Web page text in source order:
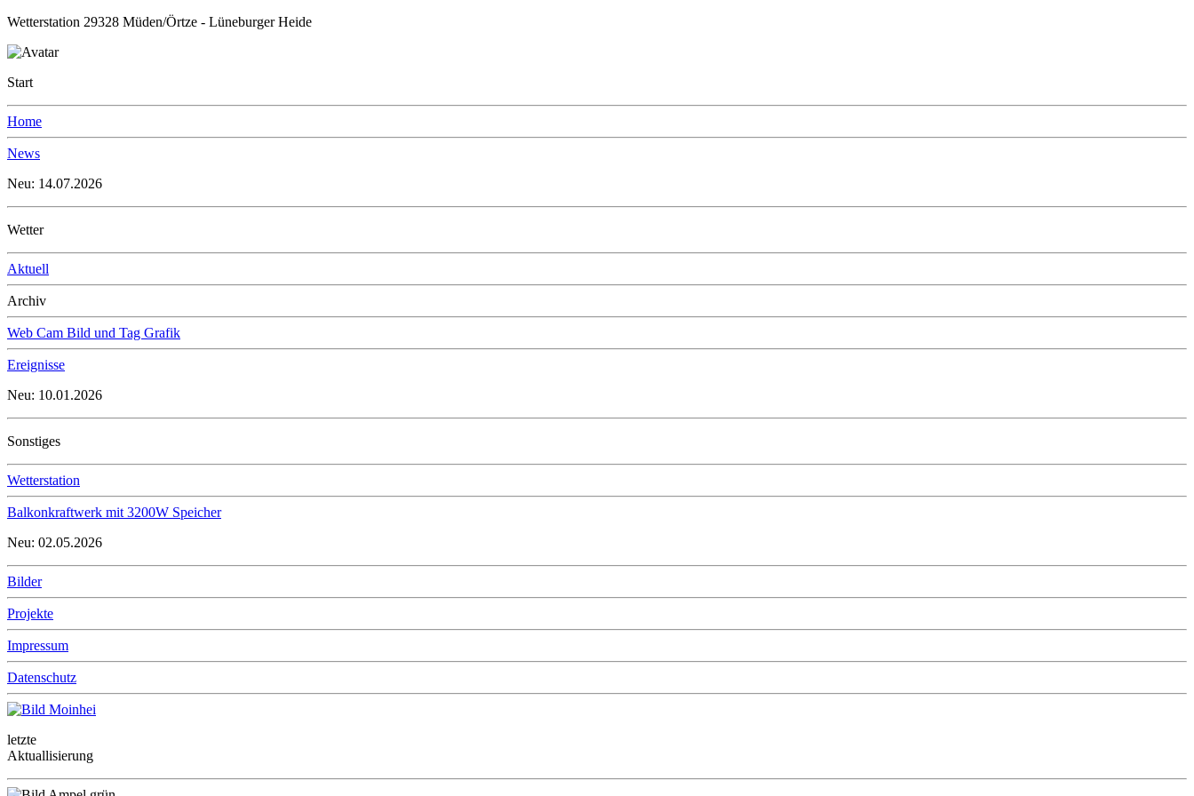
Wetterstation 29328 Müden/Örtze - Lüneburger Heide
Start
Home
News
Neu: 14.07.2026
Wetter
Aktuell
Archiv
Web Cam Bild und Tag Grafik
Ereignisse
Neu: 10.01.2026
Sonstiges
Wetterstation
Balkonkraftwerk mit 3200W Speicher
Neu: 02.05.2026
Bilder
Projekte
Impressum
Datenschutz
letzte
Aktuallisierung